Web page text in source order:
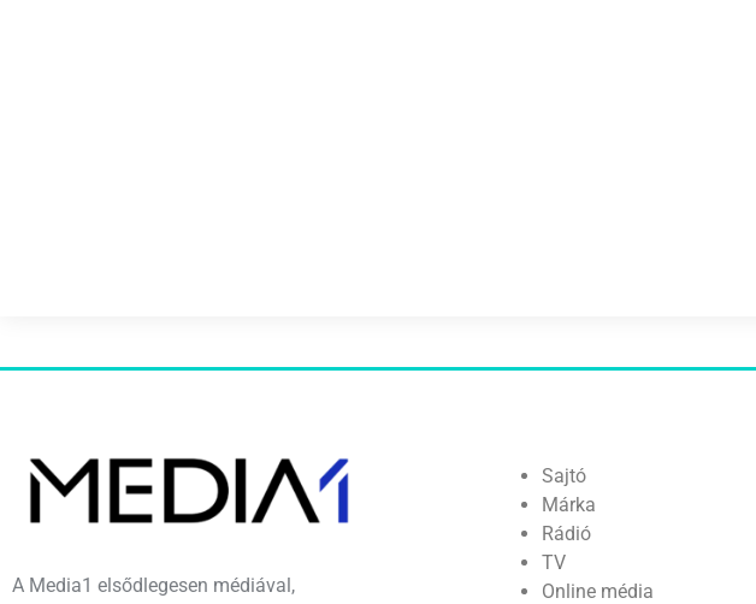
A Media1 elsődlegesen médiával,
Sajtó
Márka
Rádió
TV
Online média